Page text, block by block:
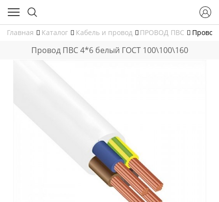
Главная Каталог Кабель и провод ПРОВОД ПВС
Провод ПВС 4*6 белый ГОСТ 100\100\160